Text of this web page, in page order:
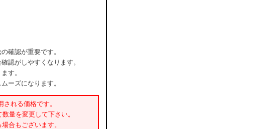
確認が重要です。
認がしやすくなります。
す。
ーズになります。
れる価格です。
量を変更して下さい。
合もございます。